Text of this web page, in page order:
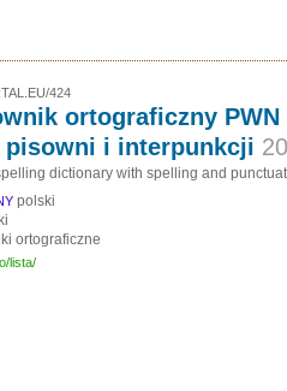
424
ortograficzny PWN
pisowni i interpunkcji
dictionary with spelling and
polski
ortograficzne
lista/